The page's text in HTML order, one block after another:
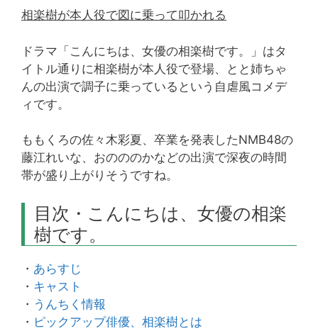
相楽樹が本人役で図に乗って叩かれる
ドラマ「こんにちは、女優の相楽樹です。」はタ
イトル通りに相楽樹が本人役で登場、とと姉ちゃ
んの出演で調子に乗っているという自虐風コメデ
ィです。
ももくろの佐々木彩夏、卒業を発表したNMB48の
藤江れいな、おのののかなどの出演で深夜の時間
帯が盛り上がりそうですね。
目次・こんにちは、女優の相楽
樹です。
・ あらすじ
・ キャスト
・ うんちく情報
・ ピックアップ俳優、相楽樹とは